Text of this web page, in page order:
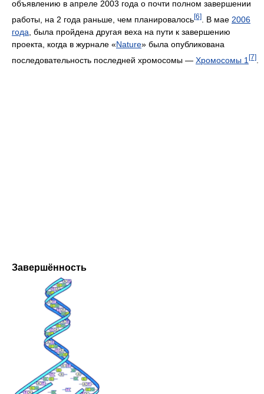
объявлению в апреле 2003 года о почти полном завершении
работы, на 2 года раньше, чем планировалось[6] . В мае 2006
года , была пройдена другая веха на пути к завершению
проекта, когда в журнале «Nature» была опубликована
последовательность последней хромосомы — Хромосомы 1 [7]
Завершённость